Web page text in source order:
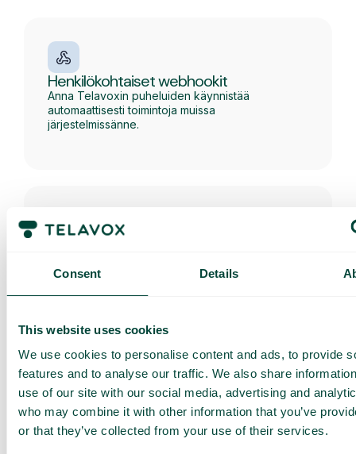
Consent Details
This website uses cookies
We use cookies to personalise content and ads, to provide
features and to analyse our traffic. We also share
use of our site with our social media, advertising and
who may combine it with other information that you’ve
or that they’ve collected from your use of their services.
Henkilökohtaiset webhookit
Anna Telavoxin puheluiden käynnistää
automaattisesti toimintoja muissa
järjestelmissänne.
järjestelmästänne suoraan Telavoxiin. Kaikki
tiedot koottuna ja valmiina saapuvien puheluiden
PowerBI-integraatio
Hanki selkeämpi kuva puhelutiedoista Telavoxin